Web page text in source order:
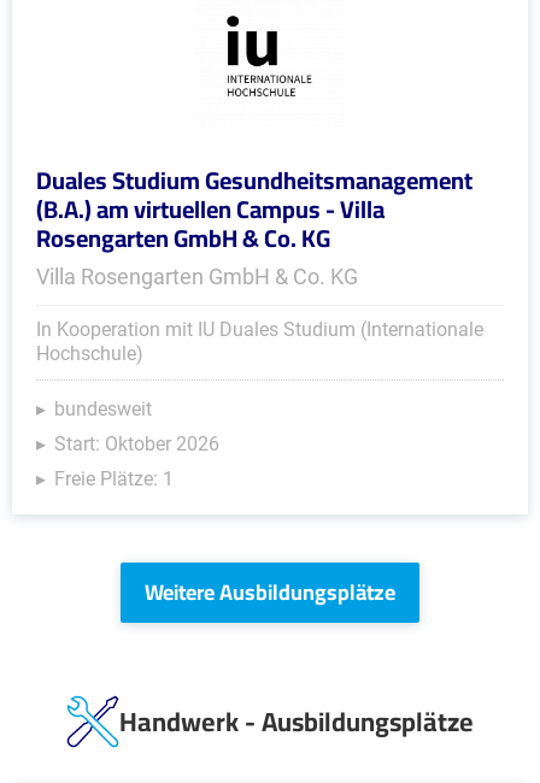
Duales Studium Gesundheitsmanagement
(B.A.) am virtuellen Campus - Villa
Rosengarten GmbH & Co. KG
Villa Rosengarten GmbH & Co. KG
In Kooperation mit IU Duales Studium (Internationale
Hochschule)
bundesweit
Start: Oktober 2026
Freie Plätze: 1
Weitere Ausbildungsplätze
Handwerk - Ausbildungsplätze